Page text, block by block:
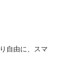
自由に、スマ